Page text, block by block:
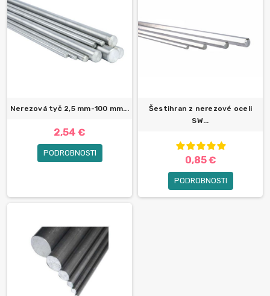
Nerezová tyč 2,5 mm-100 mm...
2,54 €
PODROBNOSTI
Šestihran z nerezové oceli
SW...
0,85 €
PODROBNOSTI